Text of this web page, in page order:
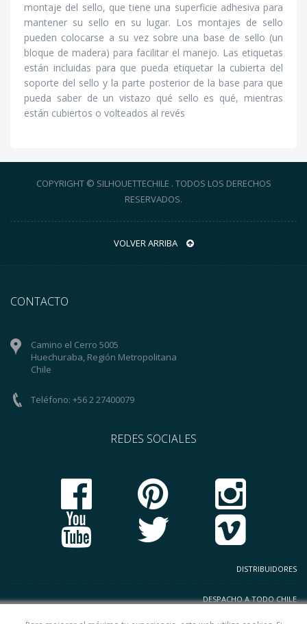
montaje del sello, que tiene una superficie adhesiva para
mantener su sello en su lugar. Los montajes de sello
pueden colocarse a su vez sobre una base de sello (un
bloque de madera) para facilitar el manejo. Las etiquetas
están incluidas para que pueda etiquetar la cubierta del
soporte del sello y la parte posterior de la base para que
pueda saber de un vistazo qué sello es qué, mientras
están cubiertos o volteados al revés
COPYRIGHT © SILHOUETTECHILE . TODOS LOS DERECHOS
RESERVADOS.
VOLVER ARRIBA
CONTACTO
Camino el Cerro 5005
Huechuraba, Región Metropolitana
Chile
Teléfono: +56 2 27400079
REDES SOCIALES
DISTRIBUIDORES
DESPACHO A TODO CHILE